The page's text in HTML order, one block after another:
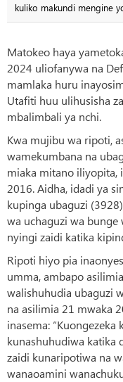
kuliko makundi mengine
Matokeo haya
2024 uliofanywa na
mamlaka huru
Utafiti huu ulihusisha
mbalimbali ya nchi.
Kwa mujibu wa ripoti,
wamekumbana na
miaka mitano iliyopita,
2016. Aidha, idadi ya
kupinga ubaguzi
wa uchaguzi wa
nyingi zaidi katika
Ripoti hiyo pia
umma, ambapo
walishuhudia ubaguzi
na asilimia 21 mwaka
inasema:
kunashuhudiwa katika
zaidi kunaripotiwa na
wanaoamini